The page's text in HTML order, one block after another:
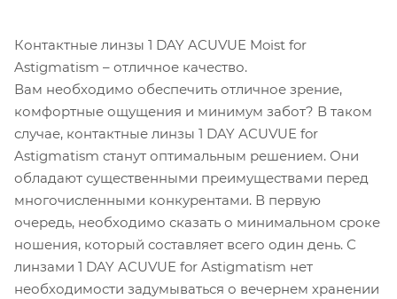
Контактные линзы 1 DAY ACUVUE Moist for
Astigmatism – отличное качество.
Вам необходимо обеспечить отличное зрение,
комфортные ощущения и минимум забот? В таком
случае, контактные линзы 1 DAY ACUVUE for
Astigmatism станут оптимальным решением. Они
обладают существенными преимуществами перед
многочисленными конкурентами. В первую
очередь, необходимо сказать о минимальном сроке
ношения, который составляет всего один день. С
линзами 1 DAY ACUVUE for Astigmatism нет
необходимости задумываться о вечернем хранении